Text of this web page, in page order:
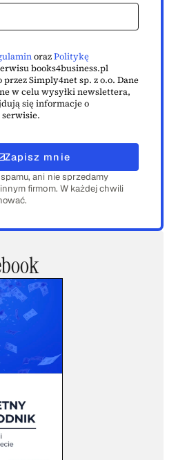
orazPolitykę
books4business.pl
przez Simply4net sp. z o.o. Dane
w celu wysyłki newslettera,
się informacje o
Zapisz mnie
ani nie sprzedamy
firmom. W każdej chwili